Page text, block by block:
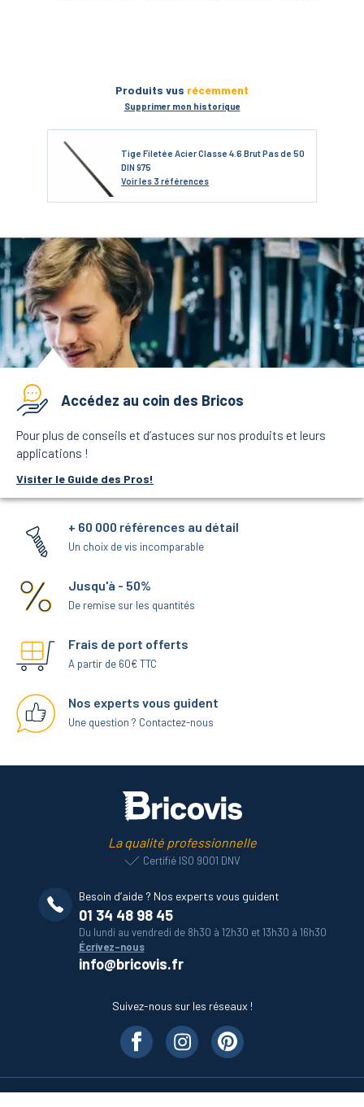
Produits vus récemment
Supprimer mon historique
Tige Filetée Acier Classe 4.6 Brut Pas de 50
DIN 975
Voirles 3 références
Accédez au coin des Bricos
Pour plus de conseils et d’astuces sur nos produits et leurs
applications !
Visiter le Guide des Pros!
+ 60 000 références au détail
Un choix de vis incomparable
Jusqu'à - 50%
De remise sur les quantités
Frais de port offerts
A partir de 60€ TTC
Nos experts vous guident
Une question ? Contactez-nous
La qualité professionnelle
Certifié ISO 9001 DNV
Besoin d’aide ? Nos experts vous guident
01 34 48 98 45
Du lundi au vendredi de 8h30 à 12h30 et 13h30 à 16h30
Écrivez-nous
info@bricovis.fr
Suivez-nous sur les réseaux !